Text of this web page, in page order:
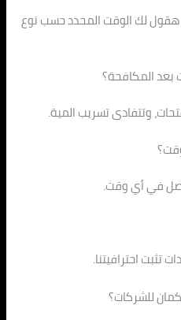
لك الوقت المحدد حسب نوع
المكافحة؟
وتتفادى تسريب المية.
في أي وقت.
تثبت احترافيتنا.
للشركات؟